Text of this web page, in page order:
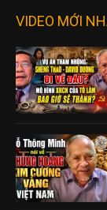
VIDEO MỚI